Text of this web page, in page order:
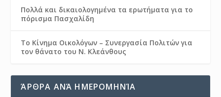
Πολλά και δικαιολογημένα τα ερωτήματα για το
πόρισμα Πασχαλίδη
Το Κίνημα Οικολόγων – Συνεργασία Πολιτών για
τον θάνατο του Ν. Κλεάνθους
ΆΡΘΡΑ ΑΝΆ ΗΜΕΡΟΜΗΝΊΑ